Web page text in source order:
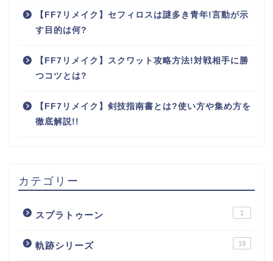
【FF7リメイク】セフィロスは謎多き青年!言動が示
す目的は何?
【FF7リメイク】スクワット攻略方法!対戦相手に勝
つコツとは?
【FF7リメイク】剣技指南書とは?使い方や集め方を
徹底解説!!
カテゴリー
スプラトゥーン 1
軌跡シリーズ 19